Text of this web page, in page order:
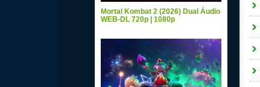
Mortal Kombat 2 (2026) Dual Áudio
WEB-DL 720p | 1080p